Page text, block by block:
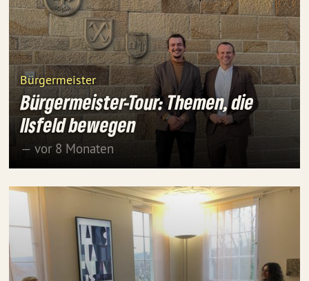
Bürgermeister
Bürgermeister-Tour: Themen, die
Ilsfeld bewegen
— vor 8 Monaten